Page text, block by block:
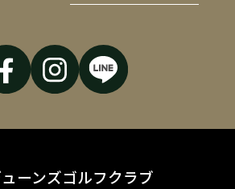
ーンズゴルフクラブ